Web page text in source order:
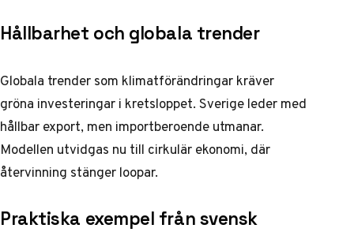
Hållbarhet och globala trender
Globala trender som klimatförändringar kräver
gröna investeringar i kretsloppet. Sverige leder med
hållbar export, men importberoende utmanar.
Modellen utvidgas nu till cirkulär ekonomi, där
återvinning stänger loopar.
Praktiska exempel från svensk